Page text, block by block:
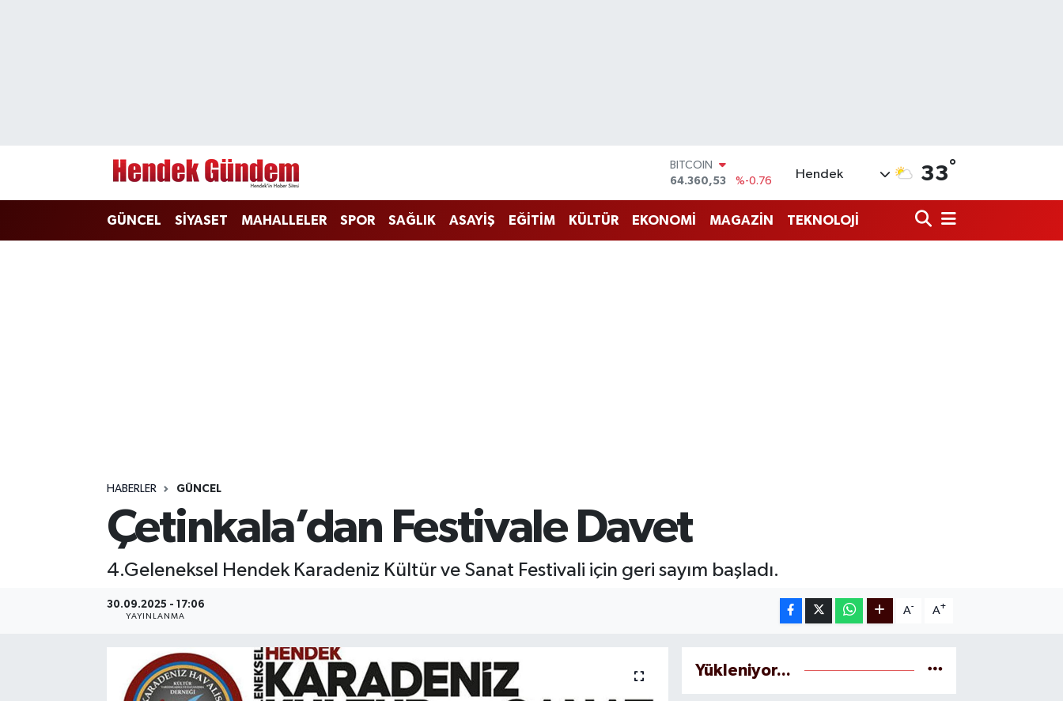
DOLAR
47,7069
%0.17
55,0265
STERLİN
64,1897
%0.02
Hendek 33°
GÜNCEL SİYASET MAHALLELER SPOR SAĞLIK ASAYİŞ EĞİTİM KÜLTÜR EKONOMİ MAGAZİN TEKNOLOJİ
HABERLER GÜNCEL
Çetinkala’dan Festivale Davet
4.Geleneksel Hendek Karadeniz Kültür ve Sanat Festivali için geri sayım başladı.
30.09.2025 - 17:06
YAYINLANMA
A- A+
Yükleniyor...
Sakarya Trafik Yoğunluk Haritası
Süper Lig Puan Durumu ve Fikstür